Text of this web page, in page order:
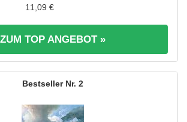
11,09 €
ZUM TOP ANGEBOT »
2